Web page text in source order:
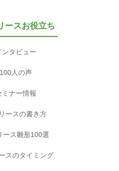
ースお役立ち
ンタビュー
人の声
ミナー情報
ースの書き方
ース雛形100選
スのタイミング